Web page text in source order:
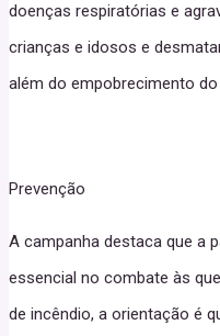
doenças respiratórias e
crianças e idosos e
além do empobrecimento
Prevenção
A campanha destaca que a
essencial no combate às
de incêndio, a orientação é